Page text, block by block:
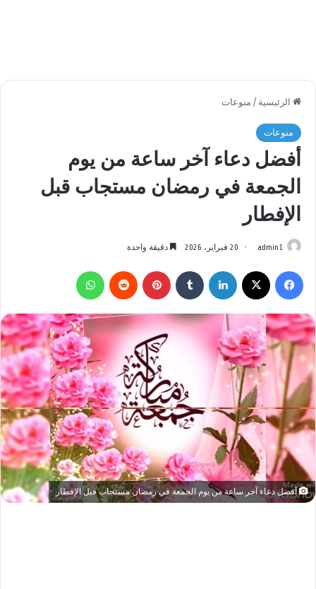
الرئيسية / منوعات
منوعات
أفضل دعاء آخر ساعة من يوم
الجمعة في رمضان مستجاب قبل
الإفطار
admin1 20 فبراير، 2026 دقيقة واحدة
فيسبوك لينكدإن بينتيريست
أفضل دعاء آخر ساعة من يوم الجمعة في رمضان مستجاب قبل الإفطار